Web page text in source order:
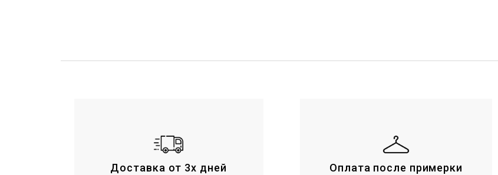
Доставка от 3х дней Оплата после примерки